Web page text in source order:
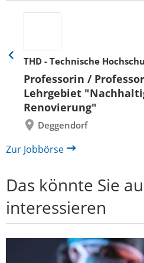
THD - Technische
Professorin /
Lehrgebiet
Renovierung"
Deggendorf
Eine
zurück
Zur Jobbörse
Das könnte Sie
interessieren